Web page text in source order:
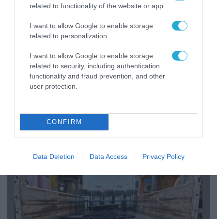
related to functionality of the website or app.
I want to allow Google to enable storage
related to personalization.
I want to allow Google to enable storage
related to security, including authentication
functionality and fraud prevention, and other
user protection.
CONFIRM
Data Deletion Data Access Privacy Policy
Ο Γιάννης Αλαφούζος «τέλειωσε» τον
Κωνσταντίνο Ζούλα από τον ΣΚΑΪ – Ο λόγος της
απομάκρυνσής του